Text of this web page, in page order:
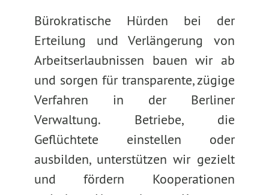
Bürokratische Hürden bei der
Erteilung und Verlängerung von
Arbeitserlaubnissen bauen wir ab
und sorgen für transparente, zügige
Verfahren in der Berliner
Verwaltung. Betriebe, die
Geflüchtete einstellen oder
ausbilden, unterstützen wir gezielt
und fördern Kooperationen